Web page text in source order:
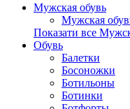
Мужская обувь
Мужская
Показати все
Обувь
Балетки
Босоножки
Ботильоны
Ботинки